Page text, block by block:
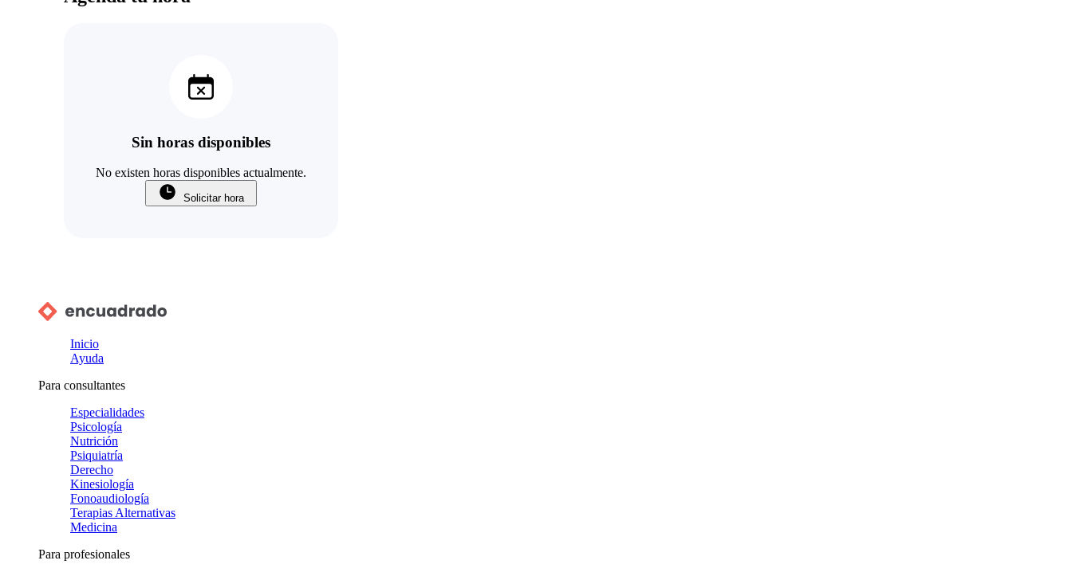
Sin horas disponibles
No existen horas disponibles actualmente.
Solicitar hora
Inicio
Ayuda
Para consultantes
Especialidades
Psicología
Nutrición
Psiquiatría
Derecho
Kinesiología
Fonoaudiología
Terapias Alternativas
Medicina
Para profesionales